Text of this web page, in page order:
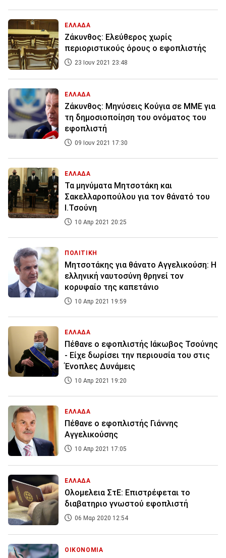
ΕΛΛΑΔΑ
Ζάκυνθος: Ελεύθερος χωρίς
περιοριστικούς όρους ο εφοπλιστής
23 Ιουν 2021 23:48
ΕΛΛΑΔΑ
Ζάκυνθος: Μηνύσεις Κούγια σε ΜΜΕ για
τη δημοσιοποίηση του ονόματος του
εφοπλιστή
09 Ιουν 2021 17:30
ΕΛΛΑΔΑ
Τα μηνύματα Μητσοτάκη και
Σακελλαροπούλου για τον θάνατό του
Ι.Τσούνη
10 Απρ 2021 20:25
ΠΟΛΙΤΙΚΗ
Μητσοτάκης για θάνατο Αγγελικούση: Η
ελληνική ναυτοσύνη θρηνεί τον
κορυφαίο της καπετάνιο
10 Απρ 2021 19:59
ΕΛΛΑΔΑ
Πέθανε ο εφοπλιστής Ιάκωβος Τσούνης
- Είχε δωρίσει την περιουσία του στις
Ένοπλες Δυνάμεις
10 Απρ 2021 19:20
ΕΛΛΑΔΑ
Πέθανε ο εφοπλιστής Γιάννης
Αγγελικούσης
10 Απρ 2021 17:05
ΕΛΛΑΔΑ
Ολομελεια ΣτΕ: Επιστρέφεται το
διαβατηριο γνωστού εφοπλιστή
06 Μαρ 2020 12:54
ΟΙΚΟΝΟΜΙΑ